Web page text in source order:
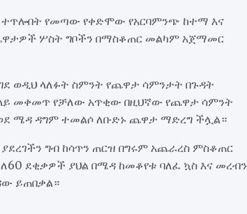
የመጣው የቀድሞው የአርባምንጭ ከተማ እና
ሦስት ግቦችን በማስቆጠር መልካም አጀማመር
ወዲህ ላለፉት ስምንት የጨዋታ ሳምንታት በጉዳት
መቀመጥ የቻለው አጥቂው በዚህኛው የጨዋታ ሳምንት
ሜዳ ዳግም ተመልሶ ለቡድኑ ጨዋታ ማድረግ ችሏል።
ግብ ከሳጥን ጠርዝ በግሩም አጨራረስ ምስቆጠር
ደቂቃዎች ያህል በሜዳ ከመቆየቱ ባለፈ ኳስ እና መረብን
ይጠበቃል።